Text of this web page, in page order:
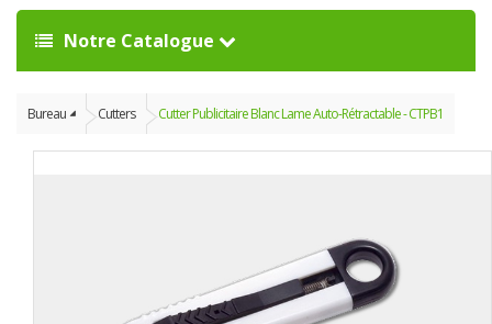
Notre Catalogue
Bureau Cutters Cutter Publicitaire Blanc Lame Auto-Rétractable - CTPB1